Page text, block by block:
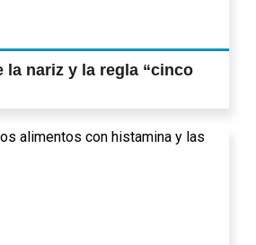
la nariz y la regla “cinco